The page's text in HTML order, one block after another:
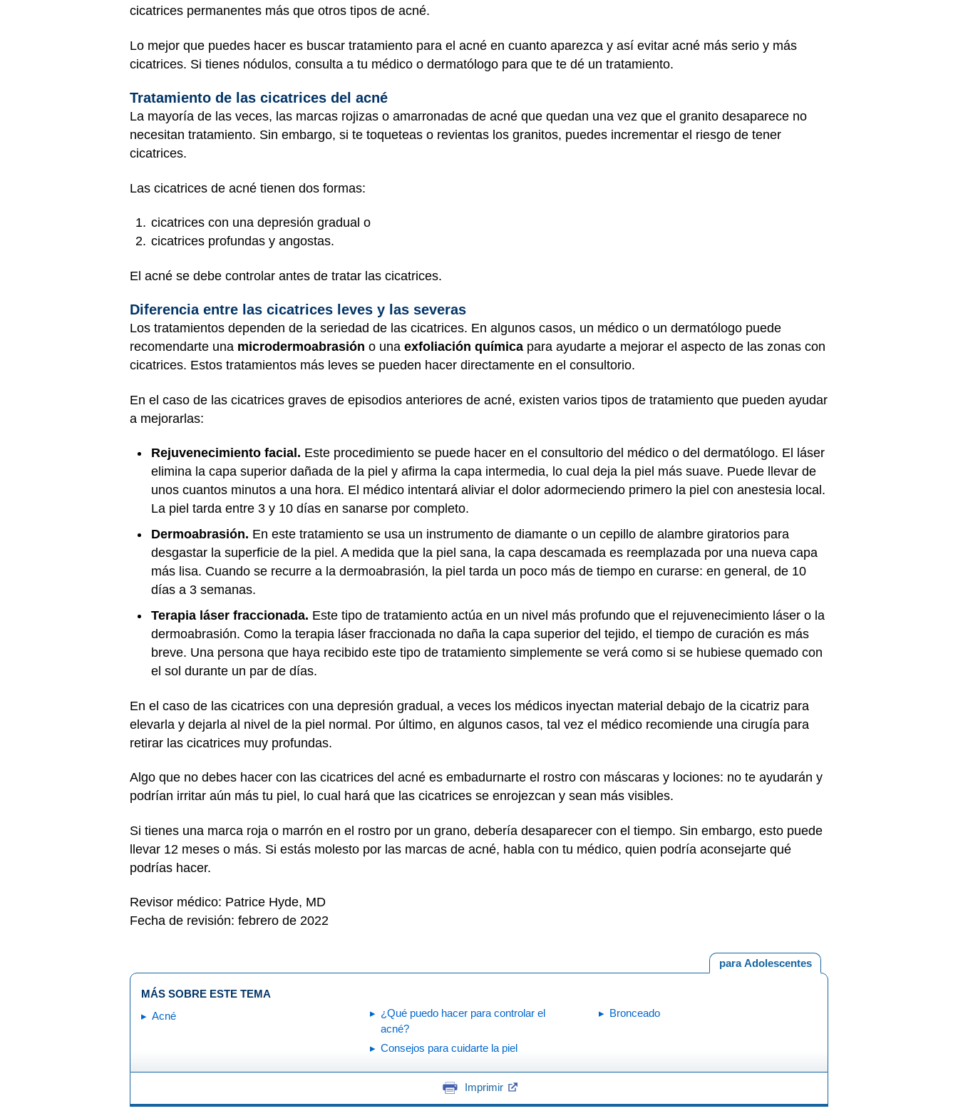
cicatrices permanentes más que otros tipos de acné.
Lo mejor que puedes hacer es buscar tratamiento para el acné en cuanto aparezca y así evitar acné más serio y más
cicatrices. Si tienes nódulos, consulta a tu médico o dermatólogo para que te dé un tratamiento.
Tratamiento de las cicatrices del acné
La mayoría de las veces, las marcas rojizas o amarronadas de acné que quedan una vez que el granito desaparece no
necesitan tratamiento. Sin embargo, si te toqueteas o revientas los granitos, puedes incrementar el riesgo de tener
cicatrices.
Las cicatrices de acné tienen dos formas:
cicatrices con una depresión gradual o
cicatrices profundas y angostas.
El acné se debe controlar antes de tratar las cicatrices.
Diferencia entre las cicatrices leves y las severas
Los tratamientos dependen de la seriedad de las cicatrices. En algunos casos, un médico o un dermatólogo puede
recomendarte una microdermoabrasión o una exfoliación química para ayudarte a mejorar el aspecto de las zonas con
cicatrices. Estos tratamientos más leves se pueden hacer directamente en el consultorio.
En el caso de las cicatrices graves de episodios anteriores de acné, existen varios tipos de tratamiento que pueden ayudar
a mejorarlas:
Rejuvenecimiento facial. Este procedimiento se puede hacer en el consultorio del médico o del dermatólogo. El láser
elimina la capa superior dañada de la piel y afirma la capa intermedia, lo cual deja la piel más suave. Puede llevar de
unos cuantos minutos a una hora. El médico intentará aliviar el dolor adormeciendo primero la piel con anestesia local.
La piel tarda entre 3 y 10 días en sanarse por completo.
Dermoabrasión. En este tratamiento se usa un instrumento de diamante o un cepillo de alambre giratorios para
desgastar la superficie de la piel. A medida que la piel sana, la capa descamada es reemplazada por una nueva capa
más lisa. Cuando se recurre a la dermoabrasión, la piel tarda un poco más de tiempo en curarse: en general, de 10
días a 3 semanas.
Terapia láser fraccionada. Este tipo de tratamiento actúa en un nivel más profundo que el rejuvenecimiento láser o la
dermoabrasión. Como la terapia láser fraccionada no daña la capa superior del tejido, el tiempo de curación es más
breve. Una persona que haya recibido este tipo de tratamiento simplemente se verá como si se hubiese quemado con
el sol durante un par de días.
En el caso de las cicatrices con una depresión gradual, a veces los médicos inyectan material debajo de la cicatriz para
elevarla y dejarla al nivel de la piel normal. Por último, en algunos casos, tal vez el médico recomiende una cirugía para
retirar las cicatrices muy profundas.
Algo que no debes hacer con las cicatrices del acné es embadurnarte el rostro con máscaras y lociones: no te ayudarán y
podrían irritar aún más tu piel, lo cual hará que las cicatrices se enrojezcan y sean más visibles.
Si tienes una marca roja o marrón en el rostro por un grano, debería desaparecer con el tiempo. Sin embargo, esto puede
llevar 12 meses o más. Si estás molesto por las marcas de acné, habla con tu médico, quien podría aconsejarte qué
podrías hacer.
Revisor médico: Patrice Hyde, MD
Fecha de revisión: febrero de 2022
para Adolescentes
MÁS SOBRE ESTE TEMA
Acné
¿Qué puedo hacer para controlar el
acné?
Consejos para cuidarte la piel
Bronceado
Imprimir